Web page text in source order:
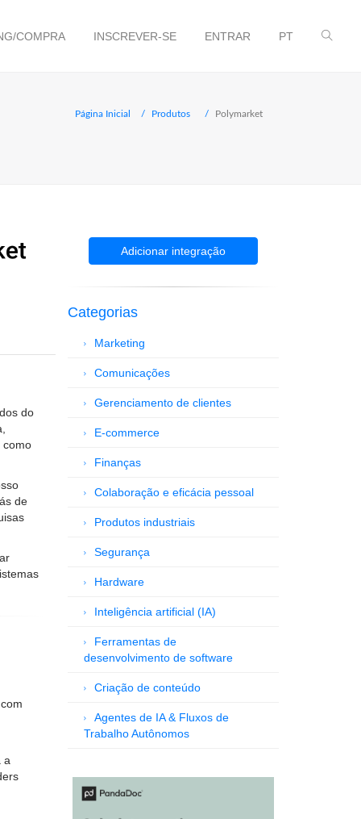
COMPRA INSCREVER-SE ENTRAR PT
Página Inicial Produtos Polymarket
do
como
de
a
Adicionar integração
Categorias
Marketing
Comunicações
Gerenciamento de clientes
E-commerce
Finanças
Colaboração e eficácia pessoal
Produtos industriais
Segurança
Hardware
Inteligência artificial (IA)
Ferramentas de
desenvolvimento de software
Criação de conteúdo
Agentes de IA & Fluxos de
Trabalho Autônomos